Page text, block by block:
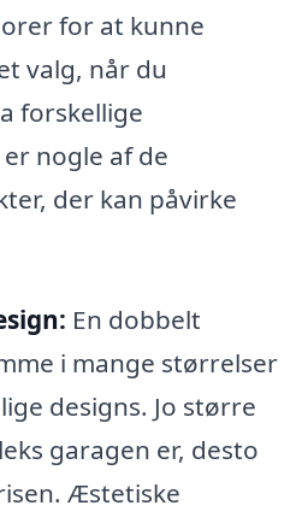
for at kunne
valg, når du
forskellige
nogle af de
der kan påvirke
En dobbelt
i mange størrelser
designs. Jo større
garagen er, desto
Æstetiske